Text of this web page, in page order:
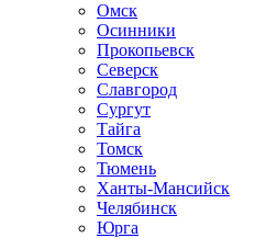
Омск
Осинники
Прокопьевск
Северск
Славгород
Сургут
Тайга
Томск
Тюмень
Ханты-Мансийск
Челябинск
Юрга